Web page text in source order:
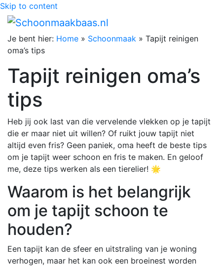
Skip to content
Je bent hier: Home » Schoonmaak » Tapijt reinigen
oma’s tips
Tapijt reinigen oma’s
tips
Heb jij ook last van die vervelende vlekken op je tapijt
die er maar niet uit willen? Of ruikt jouw tapijt niet
altijd even fris? Geen paniek, oma heeft de beste tips
om je tapijt weer schoon en fris te maken. En geloof
me, deze tips werken als een tierelier! 🌟
Waarom is het belangrijk
om je tapijt schoon te
houden?
Een tapijt kan de sfeer en uitstraling van je woning
verhogen, maar het kan ook een broeinest worden